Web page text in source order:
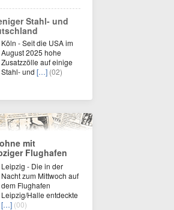
Stahl- und
Köln - Seit die USA im
August 2025 hohe
Zusatzzölle auf einige
Stahl- und […] (02)
mit
Flughafen
Leipzig - Die in der
Nacht zum Mittwoch auf
dem Flughafen
Leipzig/Halle entdeckte
[…] (00)